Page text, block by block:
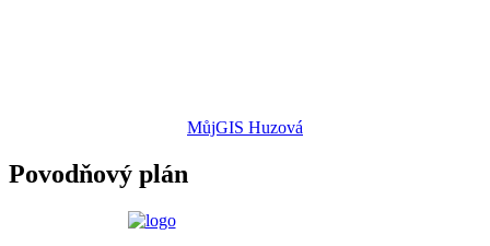
MůjGIS Huzová
Povodňový plán